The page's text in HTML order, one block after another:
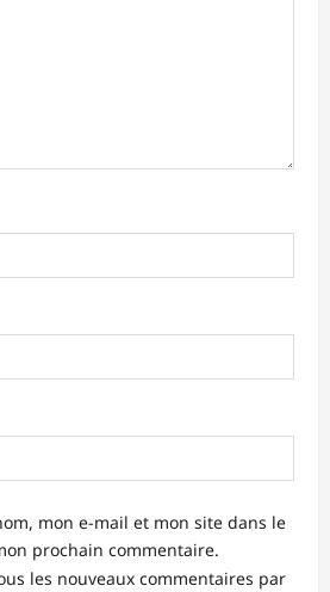
mon e-mail et mon site dans le
prochain commentaire.
les nouveaux commentaires par